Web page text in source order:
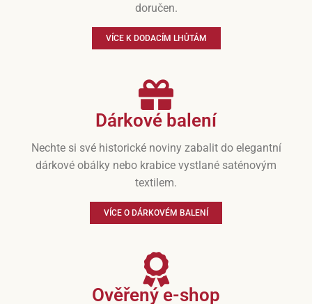
doručen.
VÍCE K DODACÍM LHŮTÁM
Dárkové balení
Nechte si své historické noviny zabalit do elegantní
dárkové obálky nebo krabice vystlané saténovým
textilem.
VÍCE O DÁRKOVÉM BALENÍ
Ověřený e-shop